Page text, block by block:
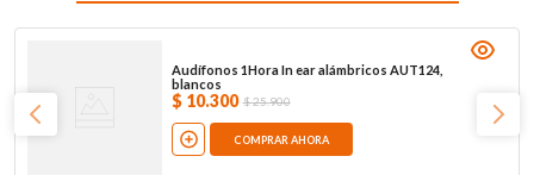
Audífonos 1Hora In ear alámbricos AUT124,
blancos
$ 10.300 $25.900
COMPRAR AHORA